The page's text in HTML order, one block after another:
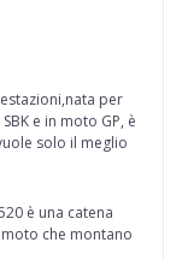
per
e in moto GP, è
solo il meglio
è una catena
che montano